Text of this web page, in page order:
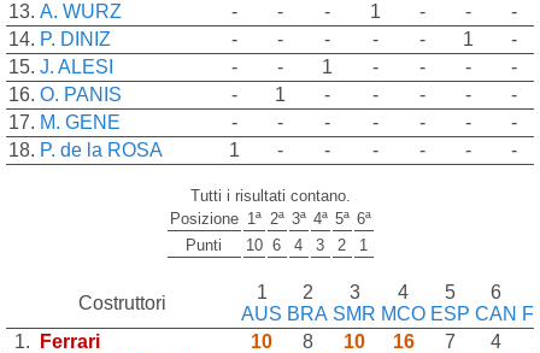
13. A. WURZ - - - 1 - -
-
14. P. DINIZ - - - - - 1
-
15. J. ALESI - - 1 - - -
-
16. O. PANIS - 1 - - - -
-
17. M. GENE - - - - - -
-
18. P. de la ROSA 1 - - - - - -
Tutti i risultati contano.
Posizione 1ª 2ª 3ª 4ª 5ª 6ª
Punti
10 6 4 3 2 1
Costruttori
1
AUS
2
BRA
3
SMR
4
MCO
5
ESP
6
CAN
1.
Ferrari 10 8 10 16 7 4